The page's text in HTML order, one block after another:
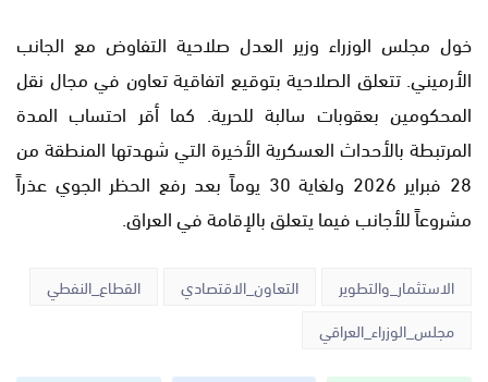
خول مجلس الوزراء وزير العدل صلاحية التفاوض مع الجانب
الأرميني. تتعلق الصلاحية بتوقيع اتفاقية تعاون في مجال نقل
المحكومين بعقوبات سالبة للحرية. كما أقر احتساب المدة
المرتبطة بالأحداث العسكرية الأخيرة التي شهدتها المنطقة من
28 فبراير 2026 ولغاية 30 يوماً بعد رفع الحظر الجوي عذراً
مشروعاً للأجانب فيما يتعلق بالإقامة في العراق.
الاستثمار_والتطوير التعاون_الاقتصادي
القطاع_النفطي
مجلس_الوزراء_العراقي